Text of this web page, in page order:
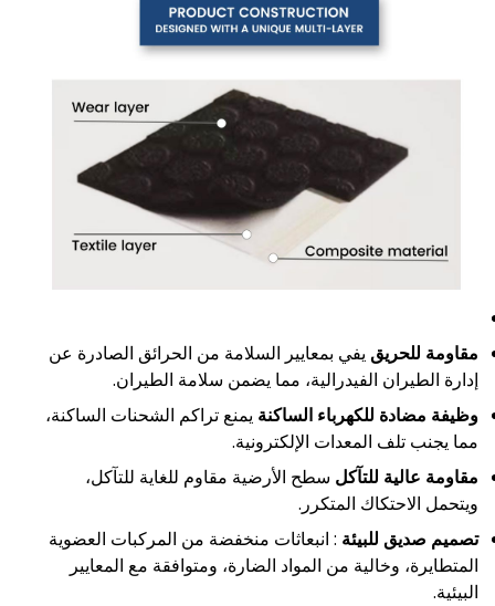
مقاومة للحريقيفي بمعايير السلامة من الحرائق الصادرة عن
إدارة الطيران الفيدرالية، مما يضمن سلامة الطيران.
وظيفة مضادة للكهرباء الساكنة يمنع تراكم الشحنات الساكنة،
مما يجنب تلف المعدات الإلكترونية.
مقاومة عالية للتآكل سطح الأرضية مقاوم للغاية للتآكل،
ويتحمل الاحتكاك المتكرر.
تصميم صديق للبيئة : انبعاثات منخفضة من المركبات العضوية
المتطايرة، وخالية من المواد الضارة، ومتوافقة مع المعايير
البيئية.